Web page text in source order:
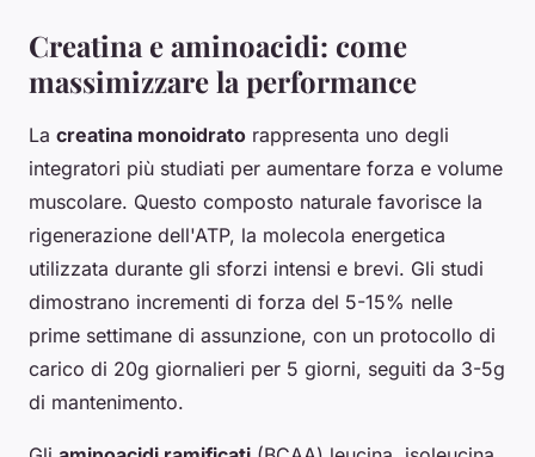
Creatina e aminoacidi: come
massimizzare la performance
La creatina monoidrato rappresenta uno degli
integratori più studiati per aumentare forza e volume
muscolare. Questo composto naturale favorisce la
rigenerazione dell'ATP, la molecola energetica
utilizzata durante gli sforzi intensi e brevi. Gli studi
dimostrano incrementi di forza del 5-15% nelle
prime settimane di assunzione, con un protocollo di
carico di 20g giornalieri per 5 giorni, seguiti da 3-5g
di mantenimento.